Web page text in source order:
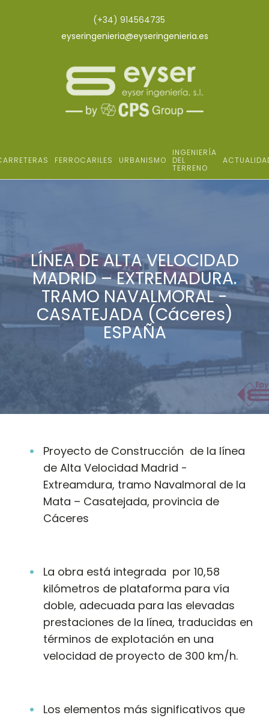
(+34) 914564735
eyseringenieria@eyseringenieria.es
FERROCARILES URBANISMO
INGENIERÍA
DEL
TERRENO
LÍNEA DE ALTA VELOCIDAD
MADRID – EXTREMADURA.
TRAMO NAVALMORAL -
CASATEJADA (Cáceres)
ESPAÑA
Proyecto de Construcción de la línea
de Alta Velocidad Madrid -
Extreamdura, tramo Navalmoral de la
Mata – Casatejada, provincia de
Cáceres
La obra está integrada por 10,58
kilómetros de plataforma para vía
doble, adecuada para las elevadas
prestaciones de la línea, traducidas en
términos de explotación en una
velocidad de proyecto de 300 km/h.
Los elementos más significativos que